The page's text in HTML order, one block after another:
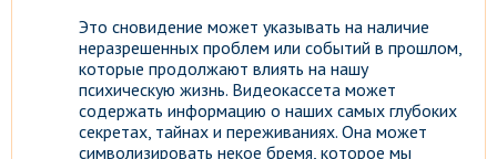
Это сновидение может указывать на наличие
неразрешенных проблем или событий в прошлом,
которые продолжают влиять на нашу
психическую жизнь. Видеокассета может
содержать информацию о наших самых глубоких
секретах, тайнах и переживаниях. Она может
символизировать некое бремя, которое мы